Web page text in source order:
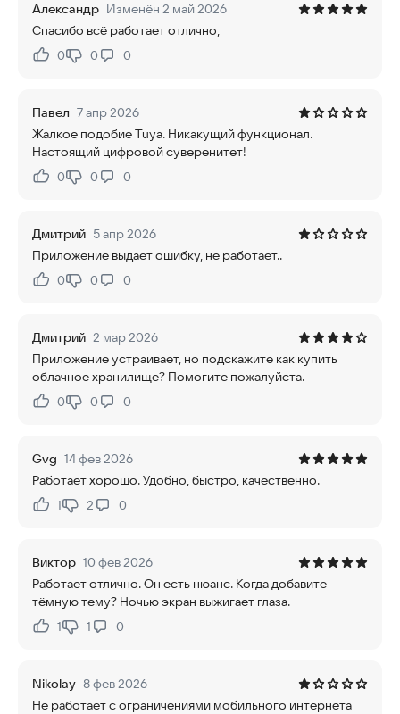
Александр Изменён 2 май 2026
Спасибо всё работает отлично,
Нравится:
0Не нравится:
0 0
Павел 7 апр 2026
Жалкое подобие Tuya. Никакущий функционал.
Настоящий цифровой суверенитет!
Нравится:
0Не нравится:
0 0
Дмитрий 5 апр 2026
Приложение выдает ошибку, не работает..
Нравится:
0Не нравится:
0 0
Дмитрий 2 мар 2026
Приложение устраивает, но подскажите как купить
облачное хранилище? Помогите пожалуйста.
Нравится:
0Не нравится:
0 0
Gvg 14 фев 2026
Работает хорошо. Удобно, быстро, качественно.
Нравится:
1Не нравится:
2 0
Виктор 10 фев 2026
Работает отлично. Он есть нюанс. Когда добавите
тёмную тему? Ночью экран выжигает глаза.
Нравится:
1Не нравится:
1 0
Nikolay 8 фев 2026
Не работает с ограничениями мобильного интернета